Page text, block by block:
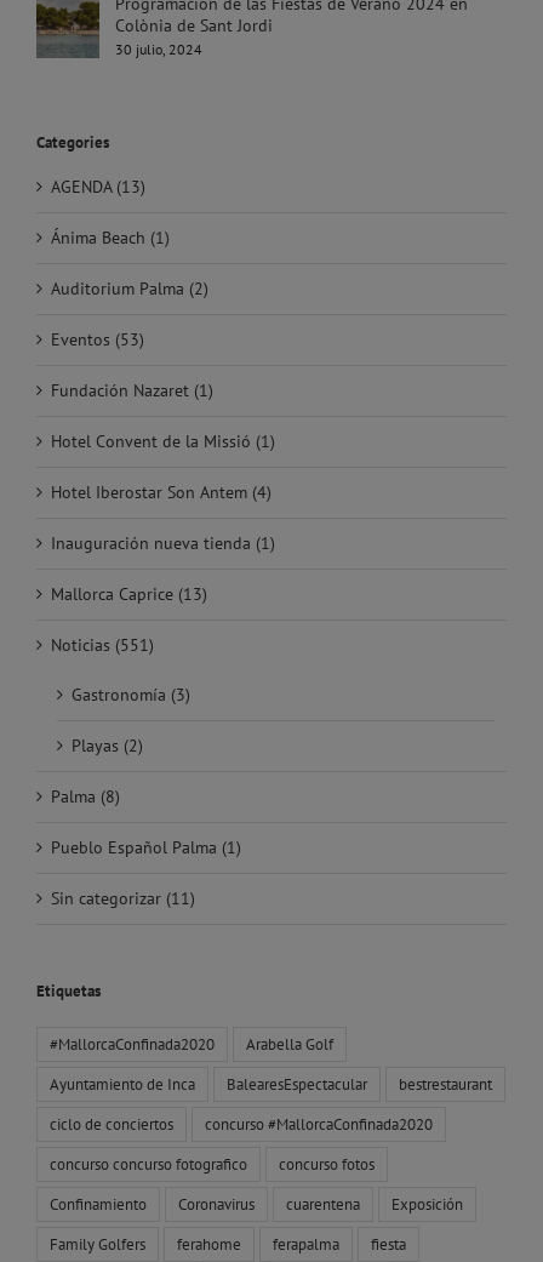
Colònia de Sant Jordi
30 julio, 2024
Categories
AGENDA (13)
Ánima Beach (1)
Auditorium Palma (2)
Eventos (53)
Fundación Nazaret (1)
Hotel Convent de la Missió (1)
Hotel Iberostar Son Antem (4)
Inauguración nueva tienda (1)
Mallorca Caprice (13)
Noticias (551)
Gastronomía (3)
Playas (2)
Palma (8)
Pueblo Español Palma (1)
Sin categorizar (11)
Etiquetas
#MallorcaConfinada2020 Arabella Golf
Ayuntamiento de Inca BalearesEspectacular bestrestaurant
ciclo de conciertos concurso #MallorcaConfinada2020
concurso concurso fotografico concurso fotos
Confinamiento Coronavirus cuarentena Exposición
Family Golfers ferahome ferapalma fiesta